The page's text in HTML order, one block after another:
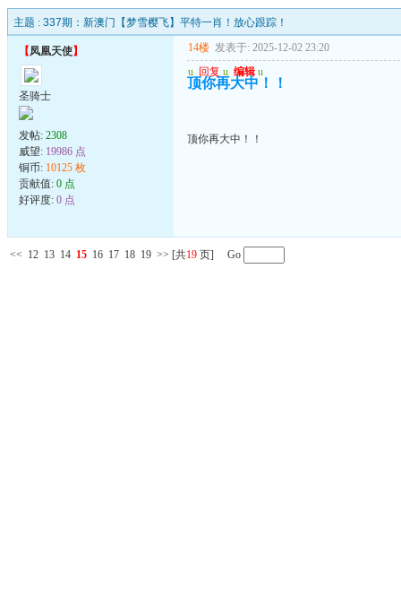
主题 : 337期：新澳门【梦雪樱飞】平特一肖！放心跟踪！
【凤凰天使】
圣骑士
发帖: 2308
威望: 19986 点
铜币: 10125 枚
贡献值: 0 点
好评度: 0 点
14楼 发表于: 2025-12-02 23:20
u 回复 u 编辑 u
顶你再大中！！
顶你再大中！！
<< 12 13 14 15 16 17 18 19 >> [共19 页] Go